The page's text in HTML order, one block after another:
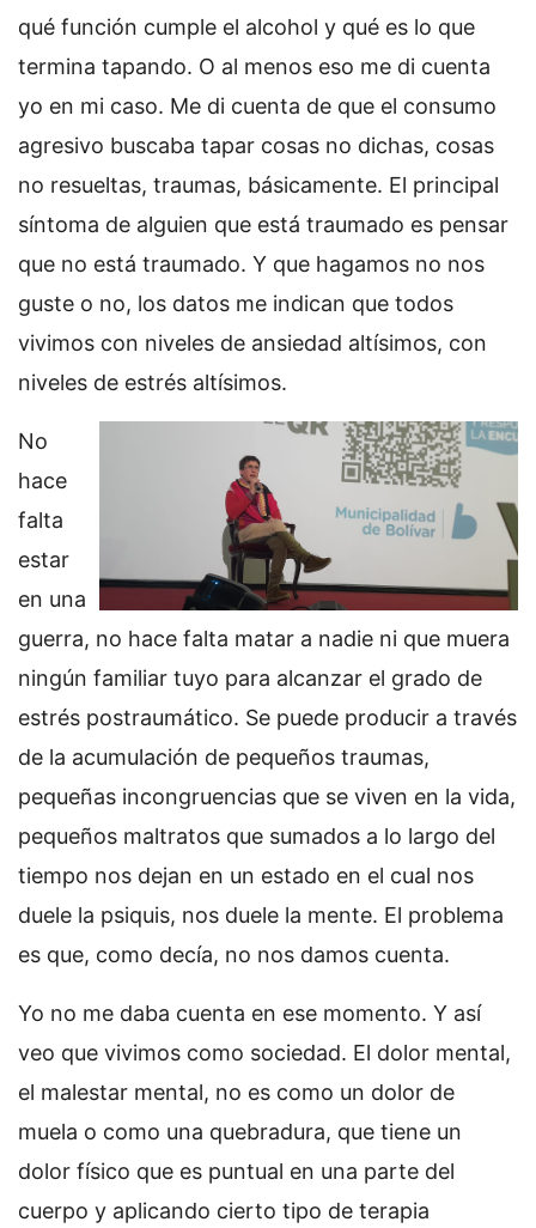
qué función cumple el alcohol y qué es lo que
termina tapando. O al menos eso me di cuenta
yo en mi caso. Me di cuenta de que el consumo
agresivo buscaba tapar cosas no dichas, cosas
no resueltas, traumas, básicamente. El principal
síntoma de alguien que está traumado es pensar
que no está traumado. Y que hagamos no nos
guste o no, los datos me indican que todos
vivimos con niveles de ansiedad altísimos, con
niveles de estrés altísimos.
No
hace
falta
estar
en una
guerra, no hace falta matar a nadie ni que muera
ningún familiar tuyo para alcanzar el grado de
estrés postraumático. Se puede producir a través
de la acumulación de pequeños traumas,
pequeñas incongruencias que se viven en la vida,
pequeños maltratos que sumados a lo largo del
tiempo nos dejan en un estado en el cual nos
duele la psiquis, nos duele la mente. El problema
es que, como decía, no nos damos cuenta.
Yo no me daba cuenta en ese momento. Y así
veo que vivimos como sociedad. El dolor mental,
el malestar mental, no es como un dolor de
muela o como una quebradura, que tiene un
dolor físico que es puntual en una parte del
cuerpo y aplicando cierto tipo de terapia